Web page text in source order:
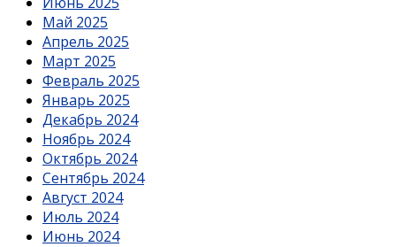
Май 2025
Апрель 2025
Март 2025
Февраль 2025
Январь 2025
Декабрь 2024
Ноябрь 2024
Октябрь 2024
Сентябрь 2024
Август 2024
Июль 2024
Июнь 2024